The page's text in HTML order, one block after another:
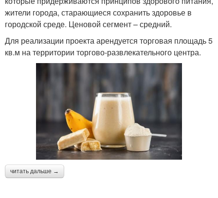
жители города, старающиеся сохранить здоровье в
городской среде. Ценовой сегмент – средний.
Для реализации проекта арендуется торговая площадь 5
кв.м на территории торгово-развлекательного центра.
читать дальше →